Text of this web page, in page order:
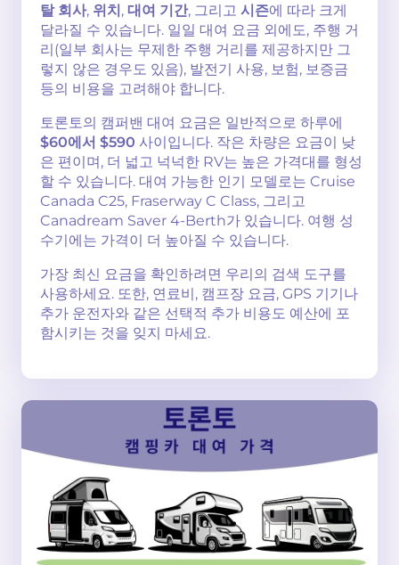
탈 회사, 위치, 대여 기간, 그리고 시즌에 따라 크게
달라질 수 있습니다. 일일 대여 요금 외에도, 주행 거
리(일부 회사는 무제한 주행 거리를 제공하지만 그
렇지 않은 경우도 있음), 발전기 사용, 보험, 보증금
등의 비용을 고려해야 합니다.
토론토의 캠퍼밴 대여 요금은 일반적으로 하루에
$60에서 $590 사이입니다. 작은 차량은 요금이 낮
은 편이며, 더 넓고 넉넉한 RV는 높은 가격대를 형성
할 수 있습니다. 대여 가능한 인기 모델로는 Cruise
Canada C25, Fraserway C Class, 그리고
Canadream Saver 4-Berth가 있습니다. 여행 성
수기에는 가격이 더 높아질 수 있습니다.
가장 최신 요금을 확인하려면 우리의 검색 도구를
사용하세요. 또한, 연료비, 캠프장 요금, GPS 기기나
추가 운전자와 같은 선택적 추가 비용도 예산에 포
함시키는 것을 잊지 마세요.